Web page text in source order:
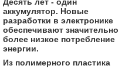
аккумулятор. Новые
разработки в электронике
обеспечивают значительно
более низкое потребление
энергии.
Из полимерного пластика